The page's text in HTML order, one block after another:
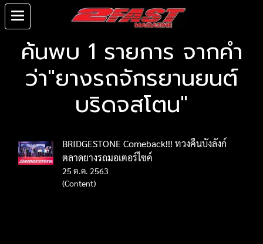
ค้นพบ 1 รายการ จากคำ
ว่า"ยางรถจักรยานยนต์
บริดจสโตน"
BRIDGESTONE Comeback!!! ทวงคืนบังลังก์
ตลาดยางรถมอเตอร์ไซค์
25 ต.ค. 2563
(Content)